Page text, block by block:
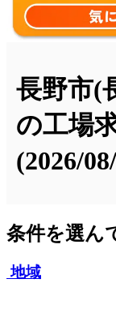
長野市(
の工場
(2026/
条件を選ん
地域